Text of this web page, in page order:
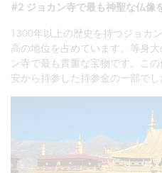
#2 ジョカン寺で最も神聖な仏像
1300年以上の歴史を持つジョカ
高の地位を占めています。等身大
ン寺で最も貴重な宝物です。こ
安から持参した持参金の一部でし